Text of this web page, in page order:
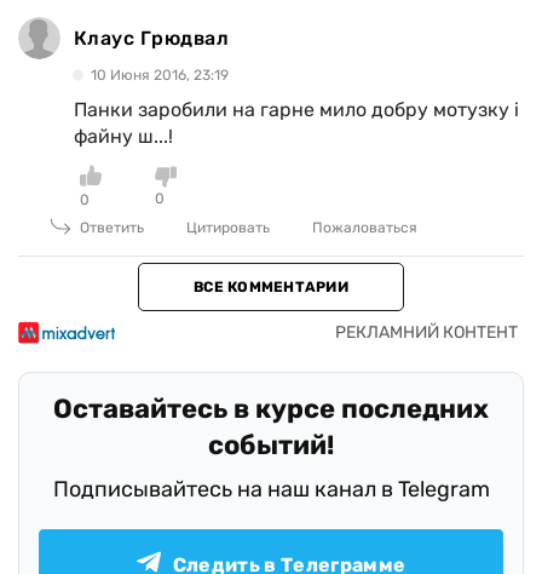
Клаус Грюдвал
10 Июня 2016, 23:19
Панки заробили на гарне мило добру мотузку і
файну ш...!
0
0
Ответить
Цитировать Пожаловаться
ВСЕ КОММЕНТАРИИ
Оставайтесь в курсе последних
событий!
Подписывайтесь на наш канал в Telegram
Следить в Телеграмме